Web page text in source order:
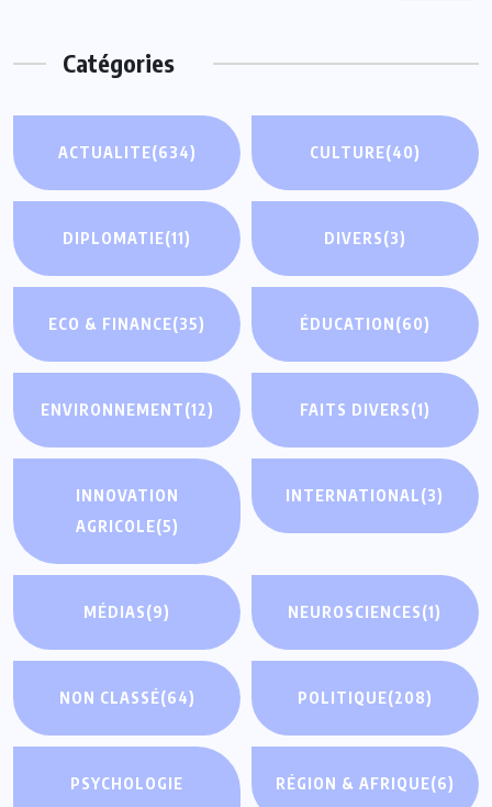
Catégories
ACTUALITE(634) CULTURE(40)
DIPLOMATIE(11) DIVERS(3)
ECO & FINANCE(35) ÉDUCATION(60)
ENVIRONNEMENT(12) FAITS DIVERS(1)
INNOVATION
AGRICOLE(5)
INTERNATIONAL(3)
MÉDIAS(9) NEUROSCIENCES(1)
NON CLASSÉ(64) POLITIQUE(208)
PSYCHOLOGIE
RÉGION & AFRIQUE(6)